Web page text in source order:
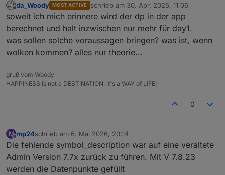
Offline
da_Woody MOST ACTIVE schrieb am 30. Apr. 2026, 11:06
zuletzt editiert von
soweit ich mich erinnere wird der dp in der app
berechnet und halt inzwischen nur mehr für day1.
was sollen solche voraussagen bringen? was ist, wenn
wolken kommen? alles nur theorie...
gruß vom Woody
HAPPINESS is not a DESTINATION, it's a WAY of LIFE!
0
M
Offline
mp24schrieb am 6. Mai 2026, 20:14
zuletzt editiert von
Die fehlende symbol_description war auf eine veraltete
Admin Version 7.7x zurück zu führen. Mit V 7.8.23
werden die Datenpunkte gefüllt